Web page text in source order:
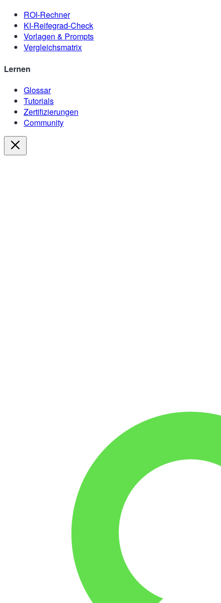
ROI-Rechner
KI-Reifegrad-Check
Vorlagen & Prompts
Vergleichsmatrix
Lernen
Glossar
Tutorials
Zertifizierungen
Community